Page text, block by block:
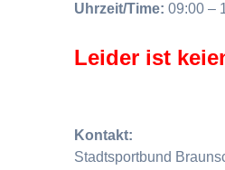
Uhrzeit/Time:09:00 –
Leider ist
Kontakt:
Stadtsportbund